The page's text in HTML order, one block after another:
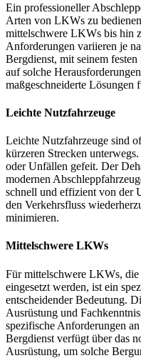
Ein professioneller
Arten von LKWs zu
mittelschwere LKWs bis hin
Anforderungen variieren je
Bergdienst, mit seinem
auf solche
maßgeschneiderte
Leichte Nutzfahrzeuge
Leichte Nutzfahrzeuge sind
kürzeren Strecken
oder Unfällen gefeit. Der
modernen
schnell und effizient von der
den Verkehrsfluss
minimieren.
Mittelschwere LKWs
Für mittelschwere LKWs,
eingesetzt werden, ist ein
entscheidender Bedeutung.
Ausrüstung und
spezifische Anforderungen
Bergdienst verfügt über das
Ausrüstung, um solche